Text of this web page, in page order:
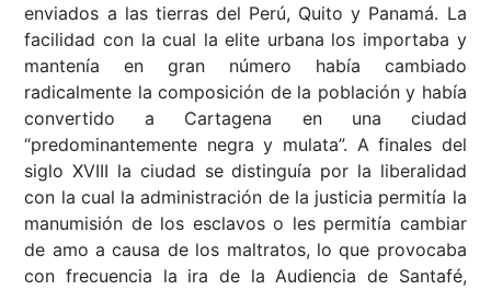
enviados a las tierras del Perú, Quito y Panamá. La
facilidad con la cual la elite urbana los importaba y
mantenía en gran número había cambiado
radicalmente la composición de la población y había
convertido a Cartagena en una ciudad
“predominantemente negra y mulata”. A finales del
siglo XVIII la ciudad se distinguía por la liberalidad
con la cual la administración de la justicia permitía la
manumisión de los esclavos o les permitía cambiar
de amo a causa de los maltratos, lo que provocaba
con frecuencia la ira de la Audiencia de Santafé,